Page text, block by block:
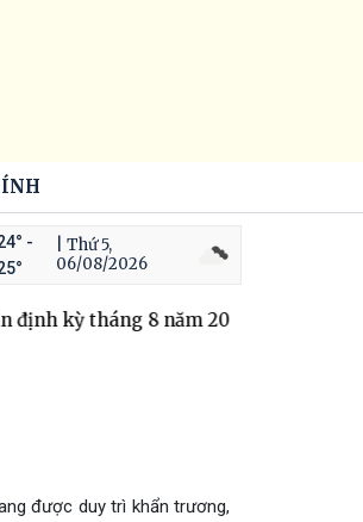
-
| Thứ 5,
06/08/2026
kỳ tháng 8 năm 2026
được duy trì khẩn trương,